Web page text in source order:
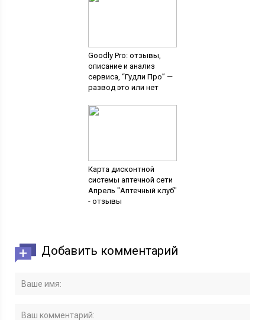
Goodly Pro: отзывы,
описание и анализ
сервиса, “Гудли Про” —
развод это или нет
Карта дисконтной
системы аптечной сети
Апрель "Аптечный клуб"
- отзывы
Добавить комментарий